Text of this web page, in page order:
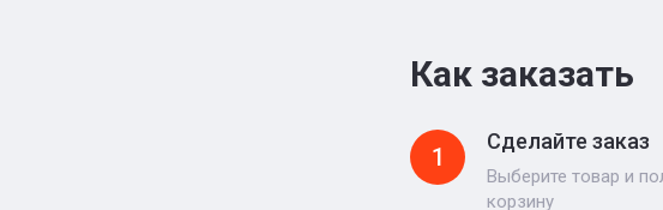
Как заказать
1
Сделайте заказ
Выберите товар и
корзину